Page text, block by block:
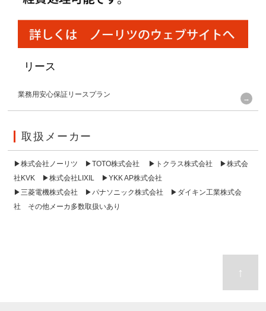
リース
業務用安心保証リースプラン
取扱メーカー
▶株式会社ノーリツ ▶TOTO株式会社 ▶ トクラス株式会社 ▶株式会
社KVK ▶株式会社LIXIL ▶YKK AP株式会社
▶三菱電機株式会社 ▶パナソニック株式会社 ▶ ダイキン工業株式会
社
その他メーカ多数取扱いあり
↑